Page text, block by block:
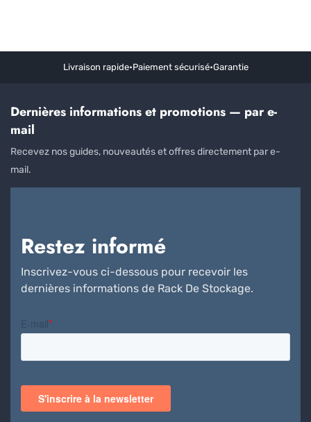
Livraison rapide•Paiement sécurisé•Garantie
Dernières informations et promotions — par e-
mail
Recevez nos guides, nouveautés et offres directement par e-
mail.
Restez informé
Inscrivez-vous ci-dessous pour recevoir les
dernières informations de Rack De Stockage.